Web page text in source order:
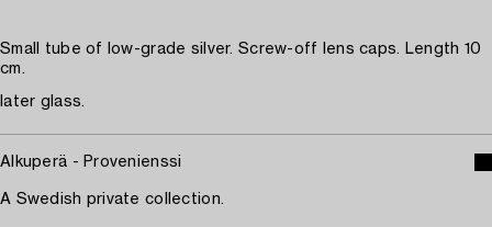
Small tube of low-grade silver. Screw-off lens caps. Length 10
cm.
later glass.
Alkuperä - Provenienssi
A Swedish private collection.